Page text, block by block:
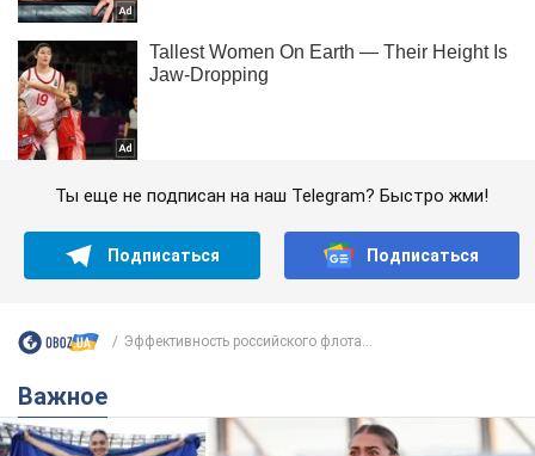
Ты еще не подписан на наш Telegram? Быстро жми!
Подписаться Подписаться
Эффективность российского флота...
Важное